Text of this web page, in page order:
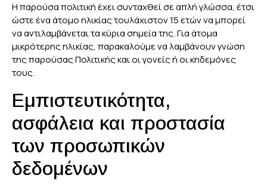
Η παρούσα πολιτική έχει συνταχθεί σε απλή γλώσσα, έτσι
ώστε ένα άτομο ηλικίας τουλάχιστον 15 ετών να μπορεί
να αντιλαμβάνεται τα κύρια σημεία της. Για άτομα
μικρότερης ηλικίας, παρακαλούμε να λαμβάνουν γνώση
της παρούσας Πολιτικής και οι γονείς ή οι κηδεμόνες
τους.
Εμπιστευτικότητα,
ασφάλεια και προστασία
των προσωπικών
δεδομένων